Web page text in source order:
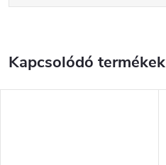
Kapcsolódó termékek